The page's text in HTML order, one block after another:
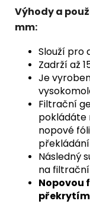
Výhody a
mm:
Slouží pro
Zadrží až
Je
Filtrační
pokládáte
nopové
Následný
na
Nopovou